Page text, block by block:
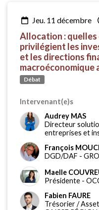
jeu. 11 décembre
Allocation : quelles
privilégient les
et les directions
macroéconomique
Débat
Intervenant(e)s
Audrey MAS
Directeur
entreprises et
François
DGD/DAF -
Maelle
Présidente -
Fabien FAURE
Trésorier /